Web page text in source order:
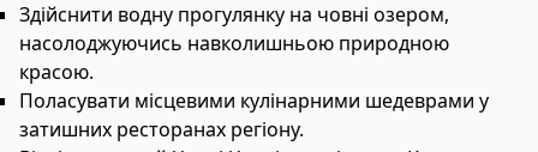
Здійснити водну прогулянку на човні озером,
насолоджуючись навколишньою природною
красою.
Поласувати місцевими кулінарними шедеврами у
затишних ресторанах регіону.